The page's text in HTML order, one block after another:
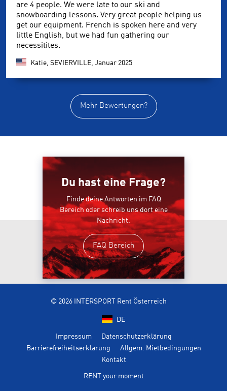
are 4 people. We were late to our ski and
snowboarding lessons. Very great people helping us
get our equipment. French is spoken here and very
little English, but we had fun gathering our
necessitites.
Katie, SEVIERVILLE, Januar 2025
Mehr Bewertungen?
Du hast eine Frage?
Finde deine Antworten im FAQ
Bereich oder schreib uns dort eine
Nachricht.
FAQ Bereich
© 2026 INTERSPORT Rent Österreich
DE
Impressum
Datenschutzerklärung
Barrierefreiheitserklärung
Allgem. Mietbedingungen
Kontakt
RENT your moment